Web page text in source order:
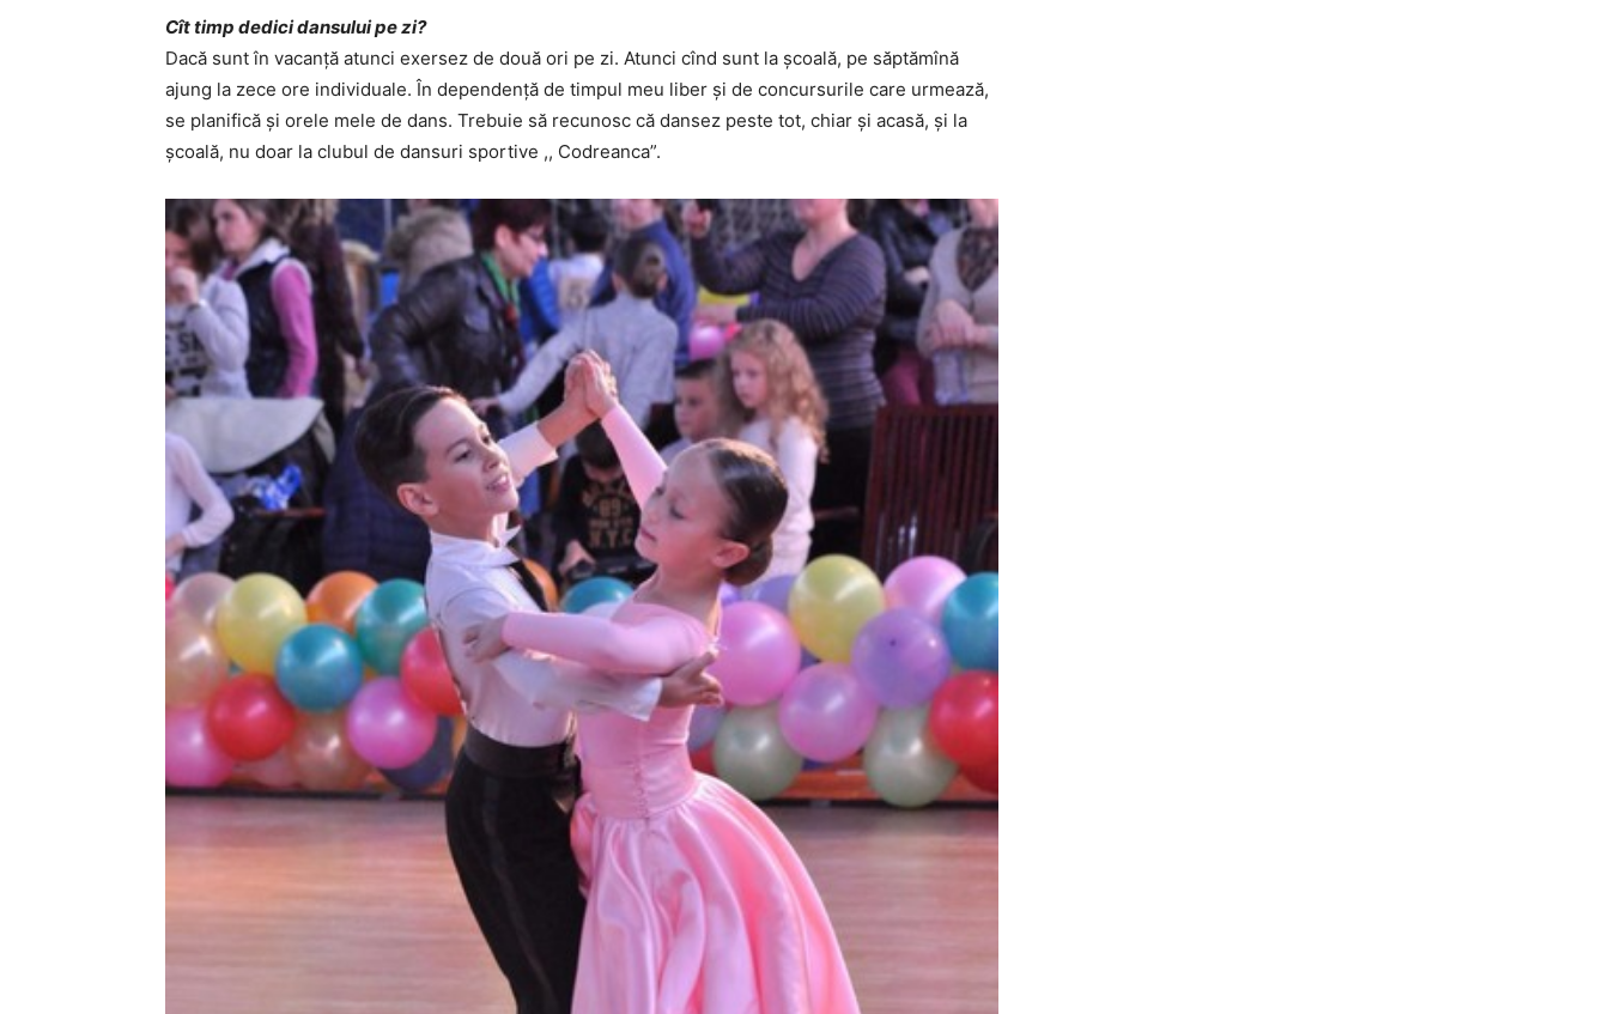
Cît timp dedici dansului pe zi?
Dacă sunt în vacanță atunci exersez de două ori pe zi. Atunci cînd sunt la școală, pe săptămînă
ajung la zece ore individuale. În dependență de timpul meu liber și de concursurile care urmează,
se planifică și orele mele de dans. Trebuie să recunosc că dansez peste tot, chiar și acasă, și la
școală, nu doar la clubul de dansuri sportive ,, Codreanca”.